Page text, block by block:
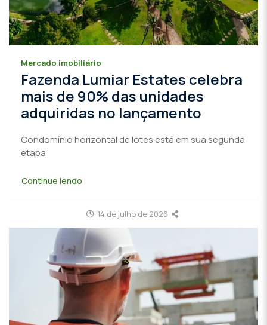
Mercado imobiliário
Fazenda Lumiar Estates celebra
mais de 90% das unidades
adquiridas no lançamento
Condomínio horizontal de lotes está em sua segunda
etapa
Continue lendo
14 de julho de 2026